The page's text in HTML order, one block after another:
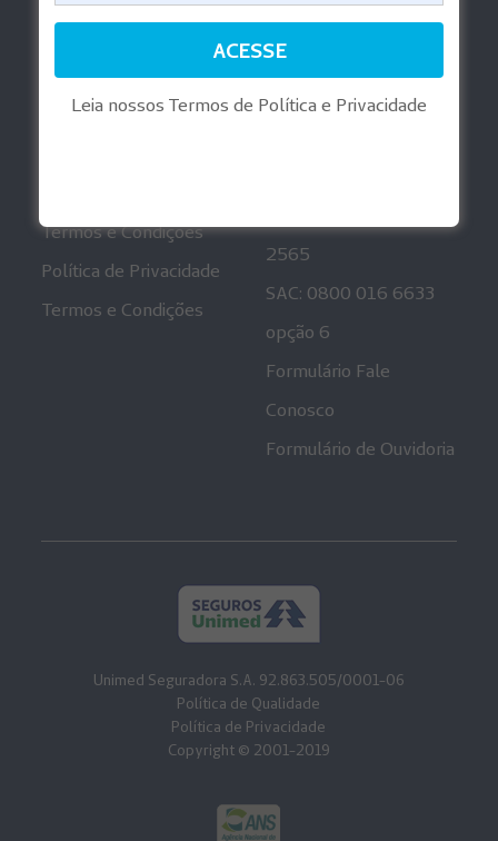
Perguntas Frequentes
Regulatórias
Reembolso Digital
Playlist Gravidez
Termos e Condições
Política de Privacidade
Termos e Condições
2565
SAC: 0800 016 6633
opção 6
Formulário Fale
Conosco
Formulário de Ouvidoria
Unimed Seguradora S.A. 92.863.505/0001-06
Política de Qualidade
Política de Privacidade
Copyright © 2001-2019
Leia nossos Termos de Política e Privacidade